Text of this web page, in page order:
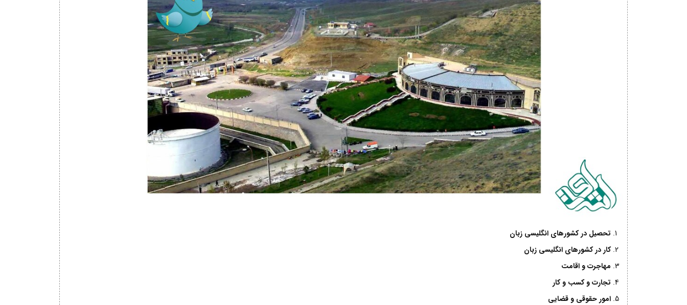
تحصیل در کشورهای انگلیسی زبان
کار در کشورهای انگلیسی زبان
مهاجرت و اقامت
تجارت و کسب و کار
امور حقوقی و قضایی